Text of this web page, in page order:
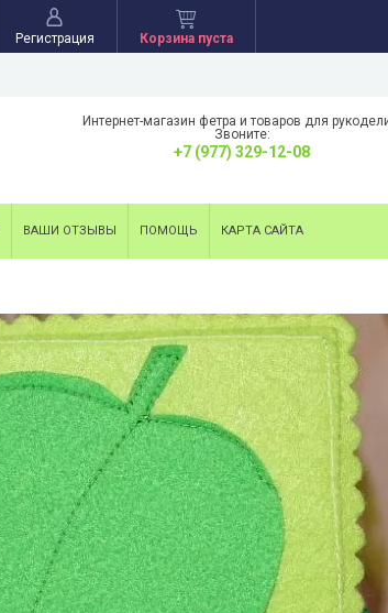
Регистрация Корзина пуста
Интернет-магазин фетра и товаров для
Звоните:
+7 (977) 329-12-08
ВАШИ ОТЗЫВЫ ПОМОЩЬ КАРТА САЙТА